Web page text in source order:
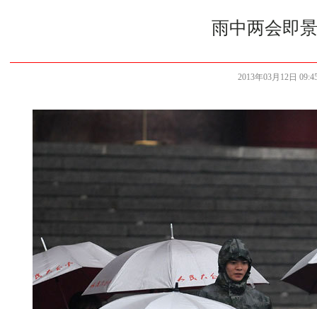
雨中两会即
2013年03月12日